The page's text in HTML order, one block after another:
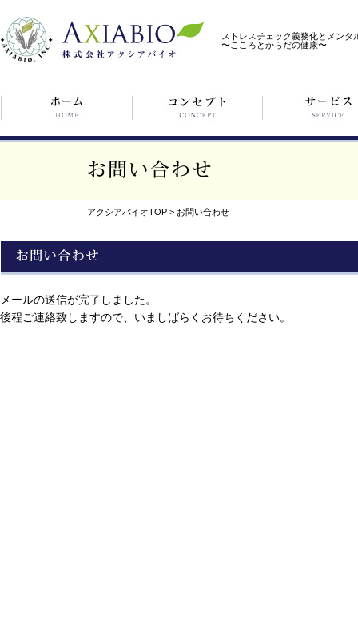
ストレスチェック義務化とメンタ
〜こころとからだの健康〜
アクシアバイオTOP>お問い合わせ
メールの送信が完了しました。
後程ご連絡致しますので、いましばらくお待ちください。